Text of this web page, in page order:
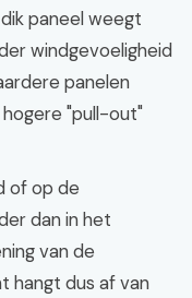
paneel weegt
windgevoeligheid
panelen
"pull-out"
of op de
dan in het
van de
hangt dus af van